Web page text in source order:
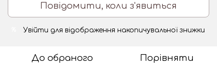
Повідомити, коли з'явиться
Увійти для відображення накопичувальної знижки
До обраного Порівняти